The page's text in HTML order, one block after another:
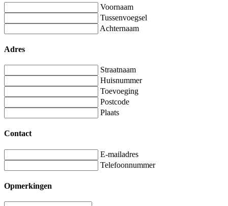
Voornaam
Tussenvoegsel
Achternaam
Adres
Straatnaam
Huisnummer
Toevoeging
Postcode
Plaats
Contact
E-mailadres
Telefoonnummer
Opmerkingen